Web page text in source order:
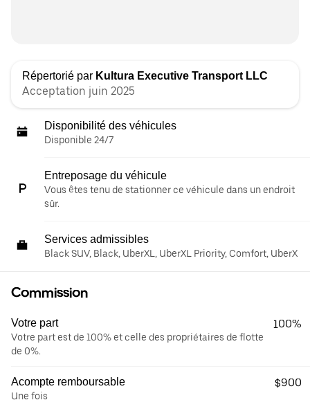
Répertorié par Kultura Executive Transport LLC
Acceptation juin 2025
Disponibilité des véhicules
Disponible 24/7
Entreposage du véhicule
Vous êtes tenu de stationner ce véhicule dans un endroit
sûr.
Services admissibles
Black SUV, Black, UberXL, UberXL Priority, Comfort, UberX
Commission
Votre part
Votre part est de 100% et celle des propriétaires de flotte
de 0%.
100%
Acompte remboursable
Une fois
$900